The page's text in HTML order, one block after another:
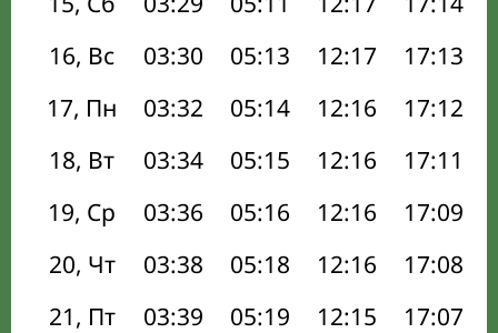
16, Вс
03:30 05:13 12:17 17:13
17, Пн
03:32 05:14 12:16 17:12
18, Вт
03:34 05:15 12:16 17:11
19, Ср
03:36 05:16 12:16 17:09
20, Чт
03:38 05:18 12:16 17:08
21, Пт
03:39 05:19 12:15 17:07